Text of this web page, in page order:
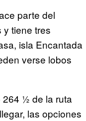
parte del
tiene tres
isla Encantada
verse lobos
264 ½ de la ruta
las opciones